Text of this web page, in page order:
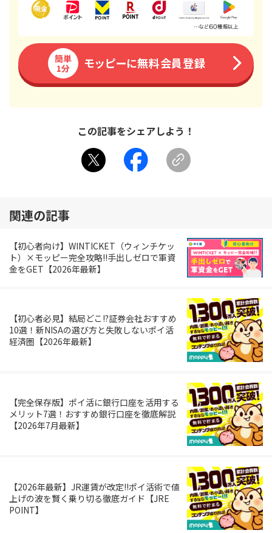
簡単
1分
モッピーに無料会員登録
この記事をシェアしよう！
関連の記事
【初心者向け】WINTICKET（ウィンチケッ
ト）×モッピー完全攻略!!手出しゼロで軍資
金をGET【2026年最新】
【初心者必見】結局どこ!?証券会社おすすめ
10選！新NISAの選び方と失敗しないポイ活
経済圏【2026年最新】
【完全保存版】ポイ活に銀行口座を活用する
メリット7選！おすすめ銀行口座を徹底解説
【2026年7月最新】
【2026年最新】JR運賃が改定!!ポイ活術で値
上げの波を賢く乗り切る徹底ガイド【JRE
POINT】